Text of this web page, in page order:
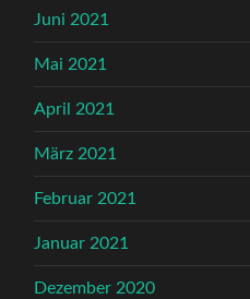
Juni 2021
Mai 2021
April 2021
März 2021
Februar 2021
Januar 2021
Dezember 2020